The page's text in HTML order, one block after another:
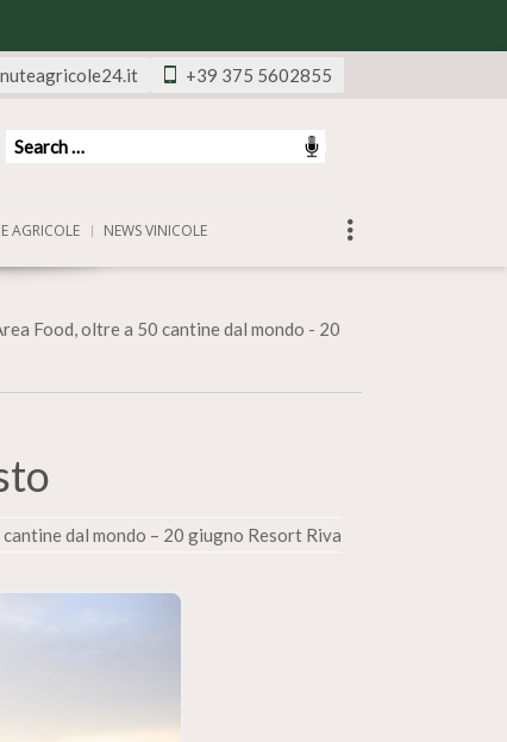
+39 375 5602855
AGRICOLE NEWS VINICOLE
Food, oltre a 50 cantine dal mondo - 20
dal mondo – 20 giugno Resort Riva